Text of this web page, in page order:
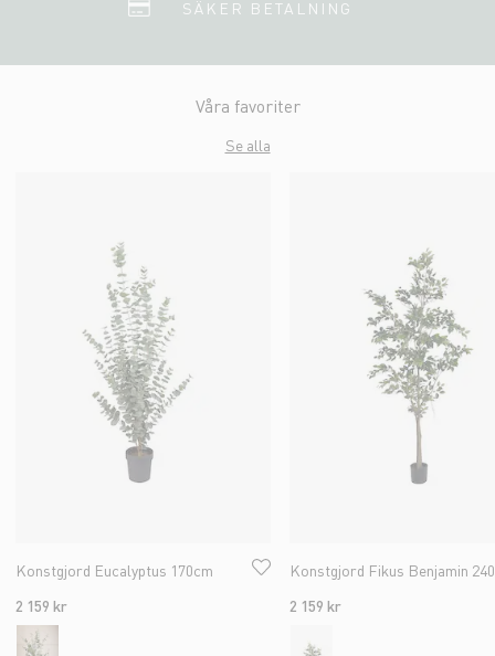
SÄKER BETALNING
Våra favoriter
Se alla
Konstgjord Eucalyptus 170cm
2 159 kr
Konstgjord Fikus Benjamin
2 159 kr